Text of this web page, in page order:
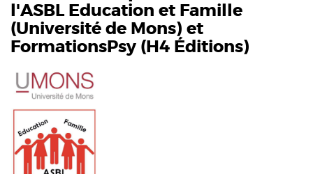
l'ASBL Education et Famille
(Université de Mons) et
FormationsPsy (H4 Éditions)